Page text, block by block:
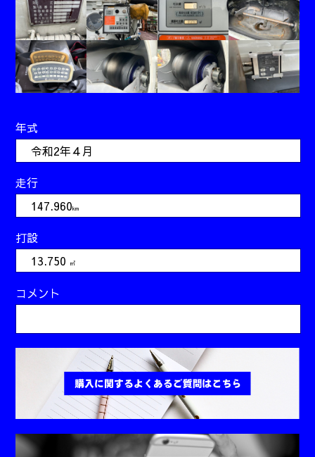
年式
令和2年４月
走行
147.960km
打設
13.750
㎥
コメント